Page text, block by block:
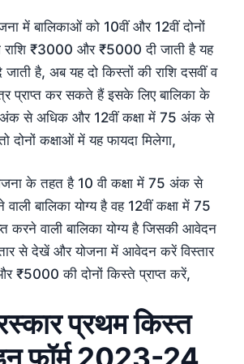
में बालिकाओं को 10वीं और 12वीं दोनों
राशि ₹3000 और ₹5000 दी जाती है यह
जाती है, अब यह दो किस्तों की राशि दसवीं व
प्राप्त कर सकते हैं इसके लिए बालिका के
अंक से अधिक और 12वीं कक्षा में 75 अंक से
दोनों कक्षाओं में यह फायदा मिलेगा,
के तहत है 10 वी कक्षा में 75 अंक से
बालिका योग्य है वह 12वीं कक्षा में 75
करने वाली बालिका योग्य है जिसकी आवेदन
से देखें और योजना में आवेदन करें विस्तार
₹5000 की दोनों किस्ते प्राप्त करें,
प्रथम किस्त